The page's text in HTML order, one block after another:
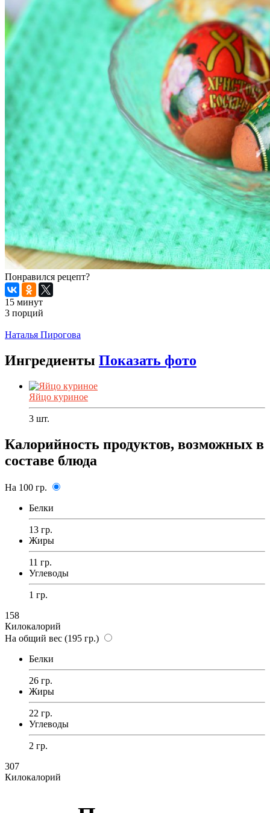
Понравился рецепт?
15 минут
3 порций
Наталья Пирогова
Ингредиенты Показать фото
Яйцо куриное
3 шт.
Калорийность продуктов, возможных в
составе блюда
На 100 гр.
Белки
13 гр.
Жиры
11 гр.
Углеводы
1 гр.
158
Килокалорий
На общий вес (195 гр.)
Белки
26 гр.
Жиры
22 гр.
Углеводы
2 гр.
307
Килокалорий